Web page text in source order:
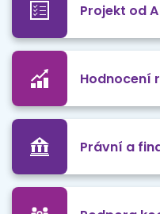
Projekt od
Hodnocení
Právní a